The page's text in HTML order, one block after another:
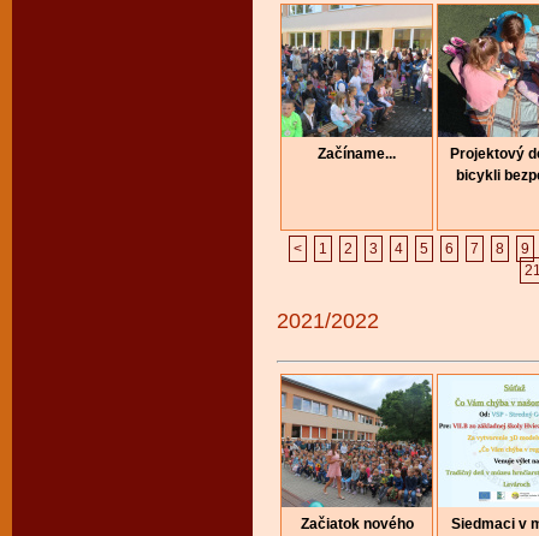
Začíname...
Projektový
bicykli
< 1 2 3 4 5 6 7 8
9
2021/2022
Začiatok nového
Siedmaci v